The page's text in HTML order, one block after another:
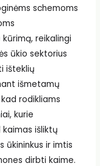
schemoms
reikalingi
ūkio sektorius
išteklių
išmetamų
rodikliams
kurie
išliktų
ūkininkus ir imtis
dirbti kaime.